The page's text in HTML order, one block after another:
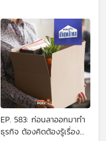
EP. 583: ก่อนลาออกมาทำ
ธุรกิจ ต้องคิดต้องรู้เรื่อง